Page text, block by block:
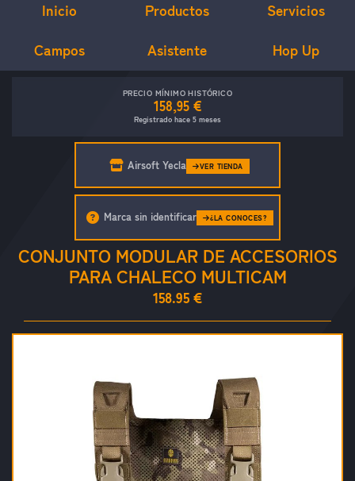
Inicio Productos Servicios
Campos Asistente Hop Up
PRECIO MÍNIMO HISTÓRICO
158,95 €
Registrado hace 5 meses
Airsoft Yecla VER TIENDA
CONJUNTO MODULAR DE ACCESORIOS
PARA CHALECO MULTICAM
158.95 €
Marca sin identificar ¿LA CONOCES?